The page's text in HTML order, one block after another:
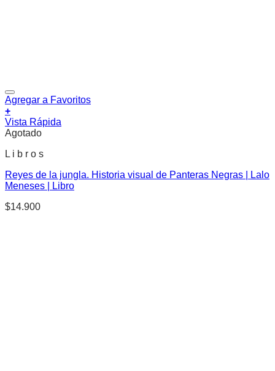
Agregar a Favoritos
+
Vista Rápida
Agotado
L i b r o s
Reyes de la jungla. Historia visual de Panteras Negras | Lalo
Meneses | Libro
$14.900